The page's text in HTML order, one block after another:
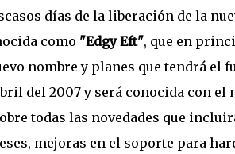
días de la liberación de la
como "Edgy Eft", que en
nombre y planes que tendrá el
del 2007 y será conocida con el
todas las novedades que
mejoras en el soporte para